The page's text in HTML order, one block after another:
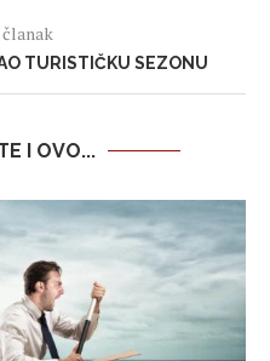
TURISTIČKU SEZONU
I OVO...